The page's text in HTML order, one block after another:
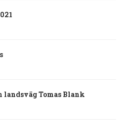
landsväg Tomas Blank